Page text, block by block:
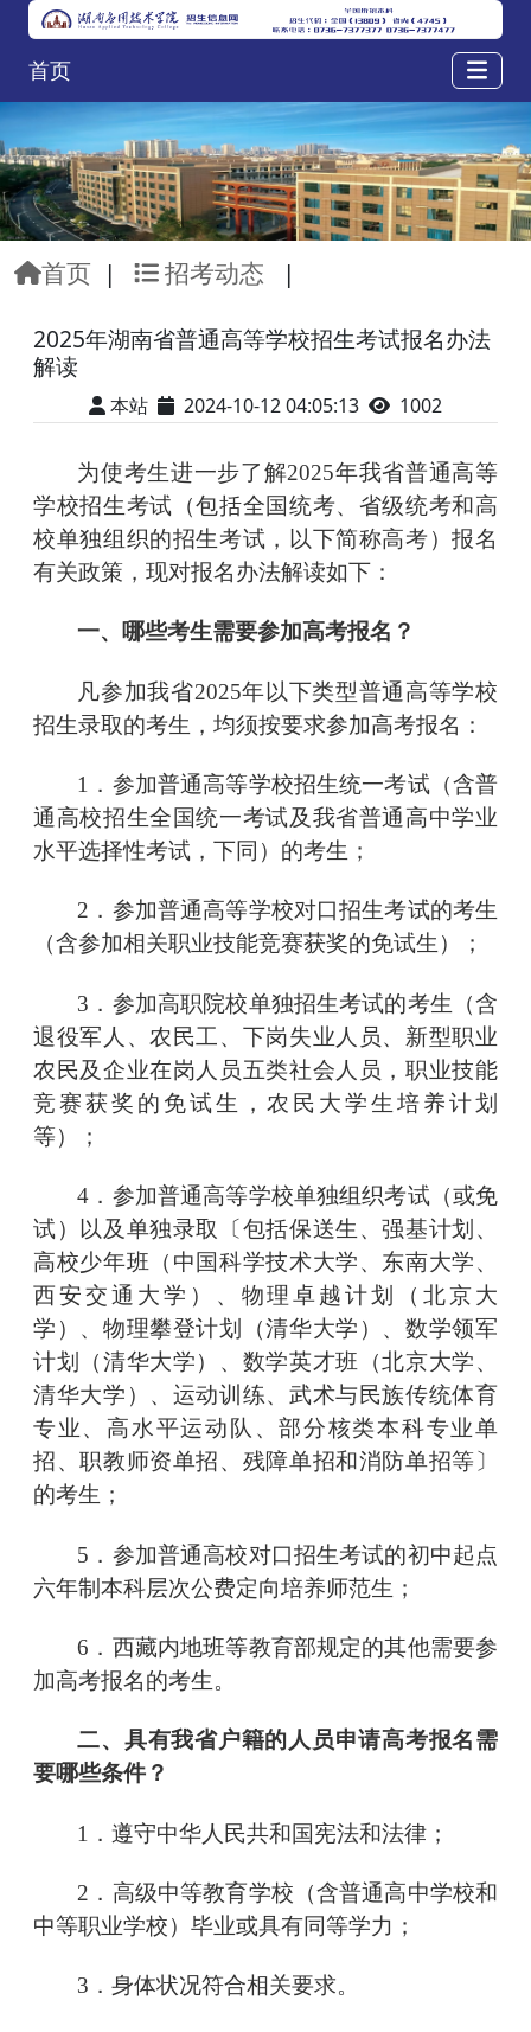
首页
首页 | 招考动态 |
2025年湖南省普通高等学校招生考试报名办法
解读
本站 2024-10-12 04:05:13 1002
为使考生进一步了解2025年我省普通高等
学校招生考试（包括全国统考、省级统考和高
校单独组织的招生考试，以下简称高考）报名
有关政策，现对报名办法解读如下：
一、哪些考生需要参加高考报名？
凡参加我省2025年以下类型普通高等学校
招生录取的考生，均须按要求参加高考报名：
1．参加普通高等学校招生统一考试（含普
通高校招生全国统一考试及我省普通高中学业
水平选择性考试，下同）的考生；
2．参加普通高等学校对口招生考试的考生
（含参加相关职业技能竞赛获奖的免试生）；
3．参加高职院校单独招生考试的考生（含
退役军人、农民工、下岗失业人员、新型职业
农民及企业在岗人员五类社会人员，职业技能
竞赛获奖的免试生，农民大学生培养计划
等）；
4．参加普通高等学校单独组织考试（或免
试）以及单独录取〔包括保送生、强基计划、
高校少年班（中国科学技术大学、东南大学、
西安交通大学）、物理卓越计划（北京大
学）、物理攀登计划（清华大学）、数学领军
计划（清华大学）、数学英才班（北京大学、
清华大学）、运动训练、武术与民族传统体育
专业、高水平运动队、部分核类本科专业单
招、职教师资单招、残障单招和消防单招等〕
的考生；
5．参加普通高校对口招生考试的初中起点
六年制本科层次公费定向培养师范生；
6．西藏内地班等教育部规定的其他需要参
加高考报名的考生。
二、具有我省户籍的人员申请高考报名需
要哪些条件？
1．遵守中华人民共和国宪法和法律；
2．高级中等教育学校（含普通高中学校和
中等职业学校）毕业或具有同等学力；
3．身体状况符合相关要求。